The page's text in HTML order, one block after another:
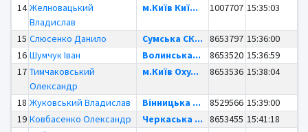
14 Желновацький
Владислав
м.Київ Киї... 1007707 15:35:03
15 Слюсенко Данило Сумська СК... 8653797 15:36:00
16 Шумчук Іван Волинська... 8653520 15:36:59
17 Тимчаковський
Олександр
м.Київ Oxy... 8653536 15:38:04
18 Жуковський Владислав Вінницька ... 8529566 15:39:00
19 Ковбасенко Олександр Черкаська ... 8653455 15:41:18